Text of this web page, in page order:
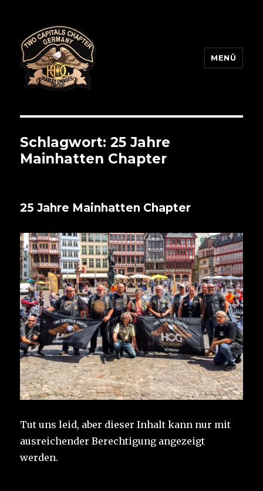
MENÜ
Schlagwort:25 Jahre
Mainhatten Chapter
25 Jahre Mainhatten Chapter
Tut uns leid, aber dieser Inhalt kann nur mit
ausreichender Berechtigung angezeigt
werden.